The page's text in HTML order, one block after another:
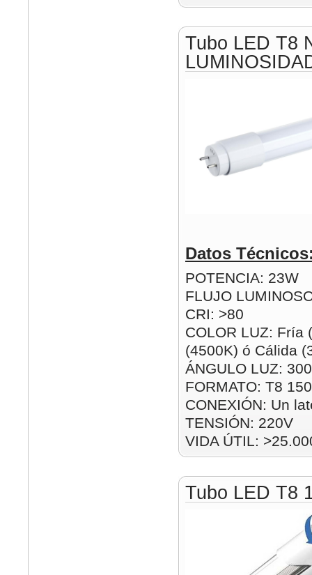
Tubo LED T8
Datos
POTENCIA: 23W
FLUJO
CRI: >80
COLOR LUZ: Fría
(4500K) ó Cálida
ÁNGULO LUZ:
FORMATO: T8
CONEXIÓN: Un
TENSIÓN: 220V
VIDA ÚTIL:
Tubo LED T8